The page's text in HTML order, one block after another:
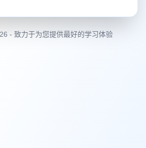
- 致力于为您提供最好的学习体验